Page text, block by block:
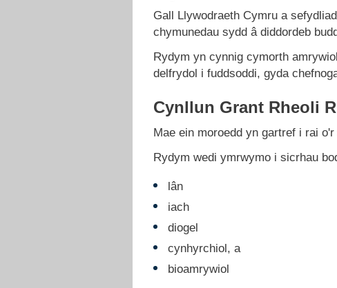
Gall Llywodraeth Cymru a
chymunedau sydd â diddordeb
Rydym yn cynnig cymorth
delfrydol i fuddsoddi, gyda
Cynllun Grant Rheoli
Mae ein moroedd yn gartref i rai
Rydym wedi ymrwymo i sicrhau
lân
iach
diogel
cynhyrchiol, a
bioamrywiol